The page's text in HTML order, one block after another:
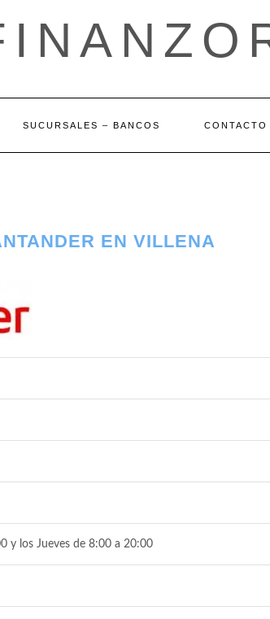
SUCURSALES – BANCOS CONTACTO
EN VILLENA
y los Jueves de 8:00 a 20:00